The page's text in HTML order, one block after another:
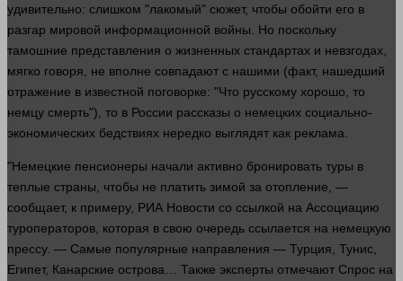
удивительно: слишком "лакомый" сюжет, чтобы обойти его в
разгар мировой информационной войны . Но поскольку
тамошние представления о жизненных стандартах и невзгодах,
мягко говоря, не вполне совпадают с нашими (факт, нашедший
отражение в известной поговорке: "Что русскому хорошо, то
немцу смерть"), то в России рассказы о немецких социально-
экономических бедствиях нередко выглядят как реклама
"Немецкие пенсионеры начали активно бронировать туры в
теплые страны , чтобы не платить зимой за отопление, —
сообщает, к примеру, РИА Новости со ссылкой на Ассоциацию
туроператоров, которая в свою очередь ссылается на немецкую
прессу. — Самые популярные направления — Турция, Тунис,
Египет, Канарские острова… Также эксперты отмечают Спрос на